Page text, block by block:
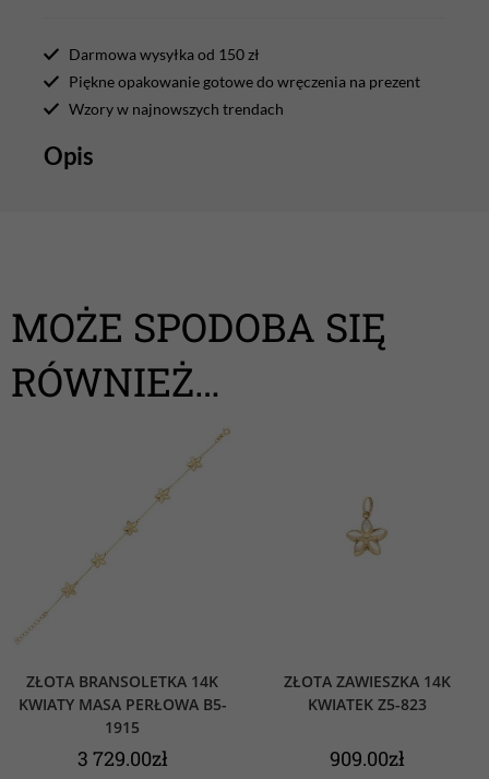
Darmowa wysyłka od 150 zł
Piękne opakowanie gotowe do wręczenia na prezent
Wzory w najnowszych trendach
Opis
MOŻE SPODOBA SIĘ
RÓWNIEŻ…
ZŁOTA BRANSOLETKA 14K
KWIATY MASA PERŁOWA B5-
1915
3 729.00zł
ZŁOTA ZAWIESZKA 14K
KWIATEK Z5-823
909.00zł